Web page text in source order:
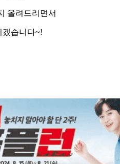
올려드리면서
겠습니다~!